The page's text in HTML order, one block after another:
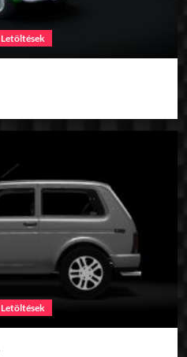
Letöltések
Letöltések